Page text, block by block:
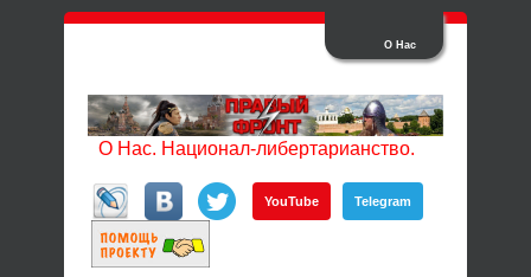
О Нас
О Нас. Национал-либертарианство.
YouTube Telegram